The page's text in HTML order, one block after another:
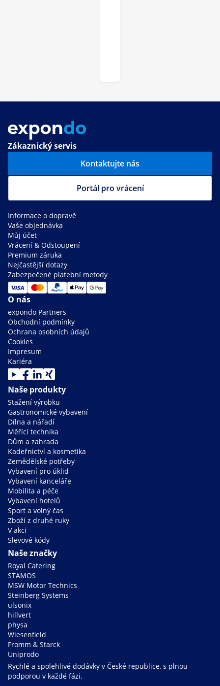
Zákaznický servis
Kontaktujte nás
Portál pro vrácení
Informace o dopravě
Vaše objednávka
Můj účet
Vrácení & Odstoupení
Premium záruka
Nejčastější dotazy
Zabezpečené platební metody
O nás
expondo Partners
Obchodní podmínky
Ochrana osobních údajů
Cookies
Impresum
Kariéra
Naše produkty
Stažení výrobku
Gastronomické vybavení
Dílna a nářadí
Měřící technika
Dům a zahrada
Kadeřnictví a kosmetika
Zemědělské potřeby
Vybavení pro úklid
Vybavení kanceláře
Mobilita a péče
Vybavení hotelů
Sport a volný čas
Zboží z druhé ruky
V akci
Slevové kódy
Naše značky
Royal Catering
STAMOS
MSW Motor Technics
Steinberg Systems
ulsonix
hillvert
physa
Wiesenfield
Fromm & Starck
Uniprodo
Rychlé a spolehlivé dodávky v České republice, s plnou
podporou v každé fázi.